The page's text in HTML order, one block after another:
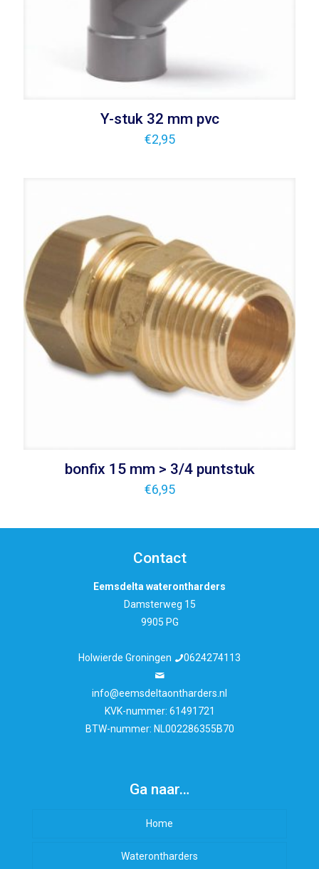
Y-stuk 32 mm pvc
€2,95
bonfix 15 mm > 3/4 puntstuk
€6,95
Contact
Eemsdelta waterontharders
Damsterweg 15
9905 PG
Holwierde Groningen 0624274113
info@eemsdeltaontharders.nl
KVK-nummer: 61491721
BTW-nummer: NL002286355B70
Ga naar…
Home
Waterontharders